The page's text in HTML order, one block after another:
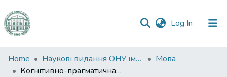
Log In (current)
Communities
&
Home Наукові видання ОНУ імені І. І. Мечникова
Мова
Когнітивно-прагматична диференціація мовленнєвих актів компліменту та похвали співрозмовника